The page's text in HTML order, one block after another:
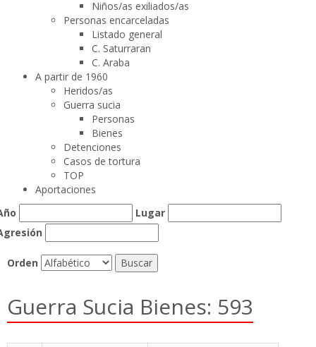
Niños/as exiliados/as
Personas encarceladas
Listado general
C. Saturraran
C. Araba
A partir de 1960
Heridos/as
Guerra sucia
Personas
Bienes
Detenciones
Casos de tortura
TOP
Aportaciones
Lugar
Orden
Guerra Sucia Bienes: 593